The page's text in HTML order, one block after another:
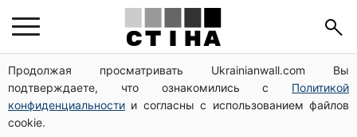
Продолжая просматривать Ukrainianwall.com Вы
подтверждаете, что ознакомились с Политикой
конфиденциальности и согласны с использованием файлов
cookie.
повестка